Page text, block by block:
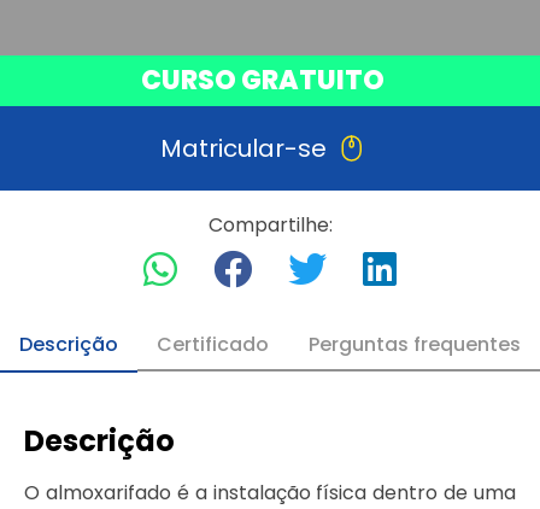
CURSO GRATUITO
Matricular-se
Compartilhe:
Descrição Certificado Perguntas frequentes
Descrição
O almoxarifado é a instalação física dentro de uma